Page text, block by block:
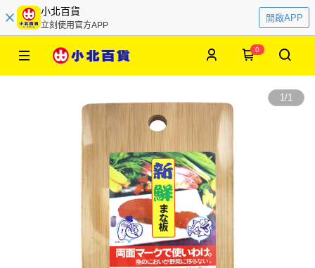
小北百貨
立刻使用官方APP
開啟APP
0
1/1